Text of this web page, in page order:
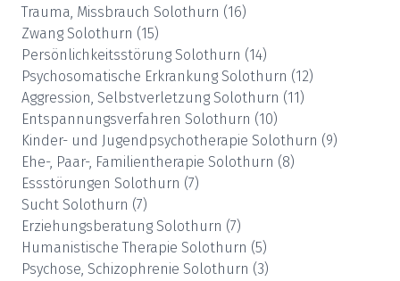
Trauma, Missbrauch Solothurn (16)
Zwang Solothurn (15)
Persönlichkeitsstörung Solothurn (14)
Psychosomatische Erkrankung Solothurn (12)
Aggression, Selbstverletzung Solothurn (11)
Entspannungsverfahren Solothurn (10)
Kinder- und Jugendpsychotherapie Solothurn (9)
Ehe-, Paar-, Familientherapie Solothurn (8)
Essstörungen Solothurn (7)
Sucht Solothurn (7)
Erziehungsberatung Solothurn (7)
Humanistische Therapie Solothurn (5)
Psychose, Schizophrenie Solothurn (3)